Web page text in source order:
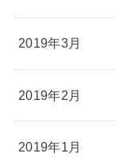
2019年3月
2019年2月
2019年1月